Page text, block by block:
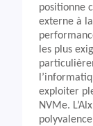
positionne
externe à
les plus
exploiter
NVMe.